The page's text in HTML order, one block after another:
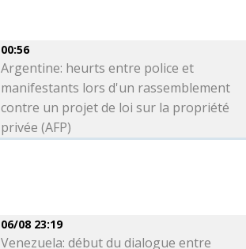
00:56
Argentine: heurts entre police et
manifestants lors d'un rassemblement
contre un projet de loi sur la propriété
privée (AFP)
06/08 23:19
Venezuela: début du dialogue entre